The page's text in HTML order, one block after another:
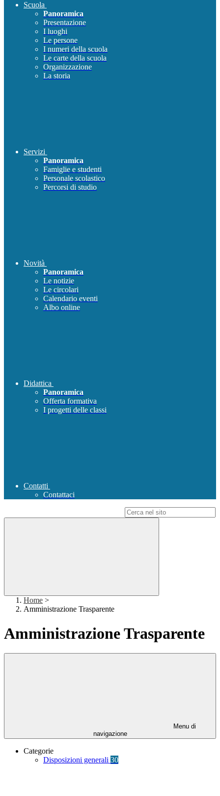
Scuola
Panoramica
Presentazione
I luoghi
Le persone
I numeri della scuola
Le carte della scuola
Organizzazione
La storia
Servizi
Panoramica
Famiglie e studenti
Personale scolastico
Percorsi di studio
Novità
Panoramica
Le notizie
Le circolari
Calendario eventi
Albo online
Didattica
Panoramica
Offerta formativa
I progetti delle classi
Contatti
Contattaci
Home >
Amministrazione Trasparente
Amministrazione Trasparente
Menu di
navigazione
Categorie
Disposizioni generali 30